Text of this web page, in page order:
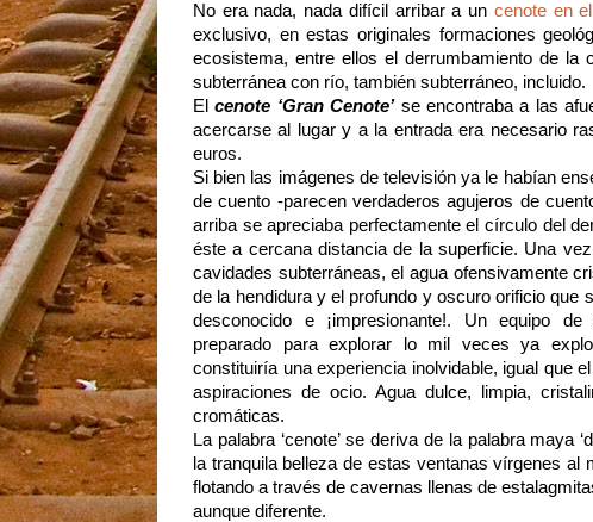
No era nada, nada difícil arribar a un cenote en el
exclusivo, en estas originales formaciones
ecosistema, entre ellos el derrumbamiento de la
subterránea con río, también subterráneo, incluido.
Elcenote ‘Gran Cenote’se encontraba a las
acercarse al lugar y a la entrada era necesario
euros.
Si bien las imágenes de televisión ya le habían
de cuento -parecen verdaderos agujeros de
arriba se apreciaba perfectamente el círculo del
éste a cercana distancia de la superficie. Una
cavidades subterráneas, el agua ofensivamente
de la hendidura y el profundo y oscuro orificio que
desconocido e ¡impresionante!. Un equipo
preparado para explorar lo mil veces ya
constituiría una experiencia inolvidable, igual que
aspiraciones de ocio. Agua dulce, limpia,
cromáticas.
La palabra ‘cenote’ se deriva de la palabra maya
la tranquila belleza de estas ventanas vírgenes
flotando a través de cavernas llenas de
aunque diferente.